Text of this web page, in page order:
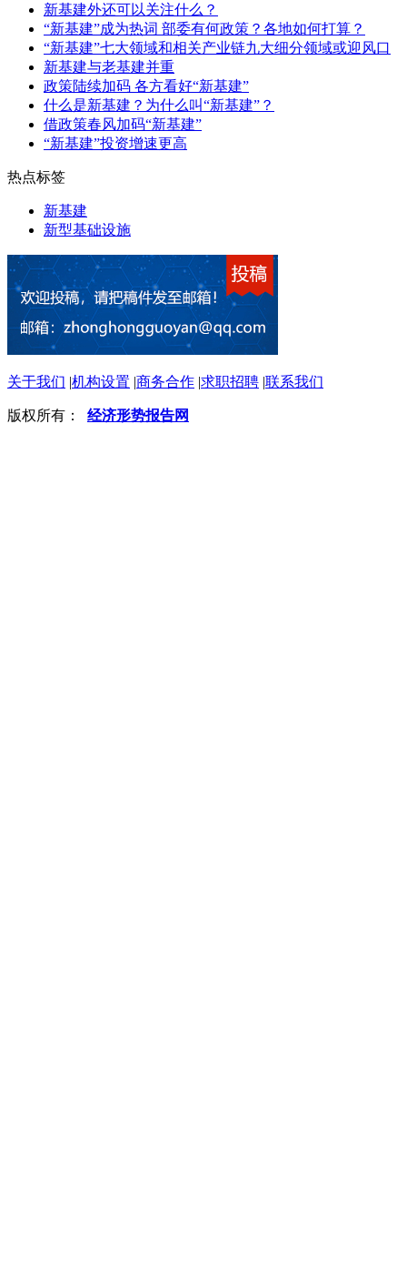
新基建外还可以关注什么？
“新基建”成为热词 部委有何政策？各地如何打算？
“新基建”七大领域和相关产业链九大细分领域或迎风口
新基建与老基建并重
政策陆续加码 各方看好“新基建”
什么是新基建？为什么叫“新基建”？
借政策春风加码“新基建”
“新基建”投资增速更高
热点标签
新基建
新型基础设施
关于我们 |机构设置 |商务合作 |求职招聘 |联系我们
版权所有： 经济形势报告网